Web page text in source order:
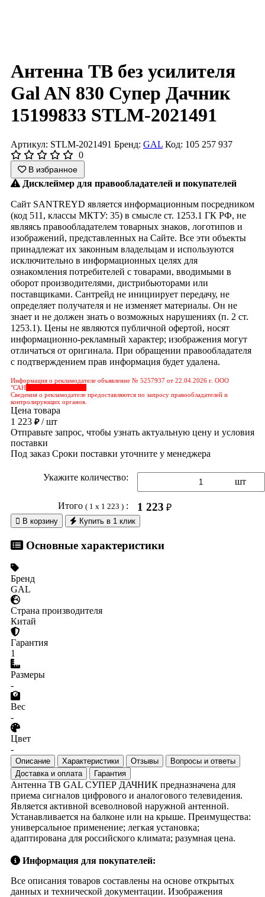
Антенна ТВ без усилителя
Gal AN 830 Супер Дачник
15199833 STLM-2021491
Артикул: STLM-2021491 Бренд: GAL Код: 105 257 937
0
В избранное
Дисклеймер для правообладателей и покупателей
Сайт SANTREYD является информационным посредником
(код 511, классы МКТУ: 35) в смысле ст. 1253.1 ГК РФ, не
являясь правообладателем товарных знаков, логотипов и
изображений, представленных на Сайте. Все эти объекты
принадлежат их законным владельцам и используются
исключительно в информационных целях для
ознакомления потребителей с товарами, вводимыми в
оборот производителями, дистрибьюторами или
поставщиками. Сантрейд не инициирует передачу, не
определяет получателя и не изменяет материалы. Он не
знает и не должен знать о возможных нарушениях (п. 2 ст.
1253.1). Цены не являются публичной офертой, носят
информационно-рекламный характер; изображения могут
отличаться от оригинала. При обращении правообладателя
с подтверждением прав информация будет удалена.
Информация о рекламодателе объявление № 5257937 от 22.04.2026 г. ООО
"САН
Сведения о рекламодателе предоставляются по запросу правообладателей и
контролирующих органов.
Цена товара
1 223 ₽/ шт
Отправьте запрос, чтобы узнать актуальную цену и условия
поставки
Под заказ Сроки поставки уточните у менеджера
Укажите количество: шт
Итого ( 1 x 1 223 ): 1 223 ₽
 В корзину Купить в 1 клик
Основные характеристики
Бренд
GAL
Страна производителя
Китай
Гарантия
1
Размеры
-
Вес
-
Цвет
-
Описание Характеристики Отзывы
Вопросы и ответы
Доставка и оплата
Гарантия
Антенна ТВ GAL СУПЕР ДАЧНИК предназначена для
приема сигналов цифрового и аналогового телевидения.
Является активной всеволновой наружной антенной.
Устанавливается на балконе или на крыше. Преимущества:
универсальное применение; легкая установка;
адаптирована для российского климата; разумная цена.
Информация для покупателей:
Все описания товаров составлены на основе открытых
данных и технической документации. Изображения